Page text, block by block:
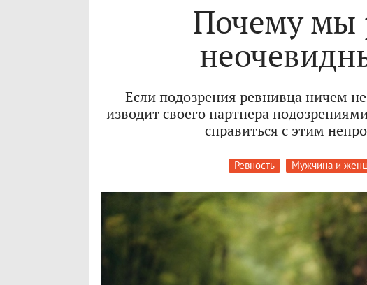
Почему мы
Если подозрения ревнивца ничем
изводит своего партнера
справиться с этим
Ревность Мужчина и